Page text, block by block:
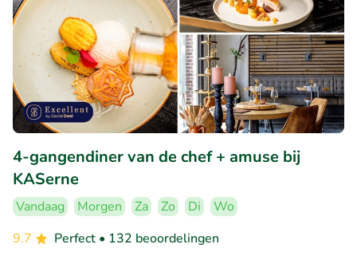
4-gangendiner van de chef + amuse bij
KASerne
Vandaag Morgen Za Zo Di
Wo
9.7
Perfect • 132 beoordelingen